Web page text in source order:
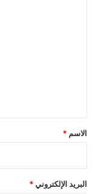
*
الاسم *
البريد الإلكتروني *